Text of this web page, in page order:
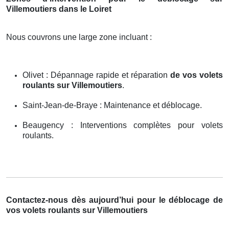
Villemoutiers dans le Loiret
Nous couvrons une large zone incluant :
Olivet : Dépannage rapide et réparation de vos volets
roulants sur Villemoutiers.
Saint-Jean-de-Braye : Maintenance et déblocage.
Beaugency : Interventions complètes pour volets
roulants.
Contactez-nous dès aujourd’hui pour le déblocage de
vos volets roulants sur Villemoutiers